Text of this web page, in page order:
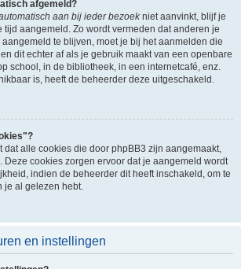
afgemeld?
aan bij ieder bezoekniet aanvinkt, blijf je
tijd aangemeld. Zo wordt vermeden dat anderen je
te blijven, moet je bij het aanmelden die
dit echter af als je gebruik maakt van een openbare
school, in de bibliotheek, in een internetcafé, enz.
is, heeft de beheerder deze uitgeschakeld.
dat alle cookies die door phpBB3 zijn aangemaakt,
Deze cookies zorgen ervoor dat je aangemeld wordt
indien de beheerder dit heeft inschakeld, om te
je al gelezen hebt.
en instellingen